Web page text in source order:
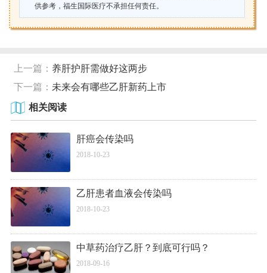
供参考，福生国际医疗不承担任何责任。
上一篇： 养肝护肝需做好这两步
下一篇： 未来会有哪些乙肝新药上市
相关阅读
肝癌会传染吗
2018-10-23
乙肝患者血液会传染吗
2018-10-23
中草药治疗乙肝？到底可行吗？
2018-09-16